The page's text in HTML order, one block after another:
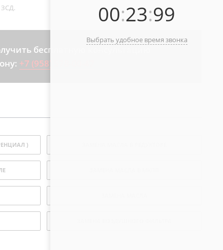
ЗСД.
бесплатную консультацию
+7 (958) 578-00-47
)
00:23:99
Выбрать удобное время звонка